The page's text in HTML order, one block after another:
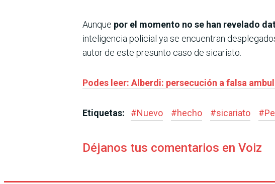
Aunque por el momento no se han revelado
inteligencia policial ya se encuentran
autor de este presunto caso de sicariato.
Podes leer: Alberdi: persecución a falsa
Etiquetas: #Nuevo #hecho #sicariato #
Déjanos tus comentarios en Voiz